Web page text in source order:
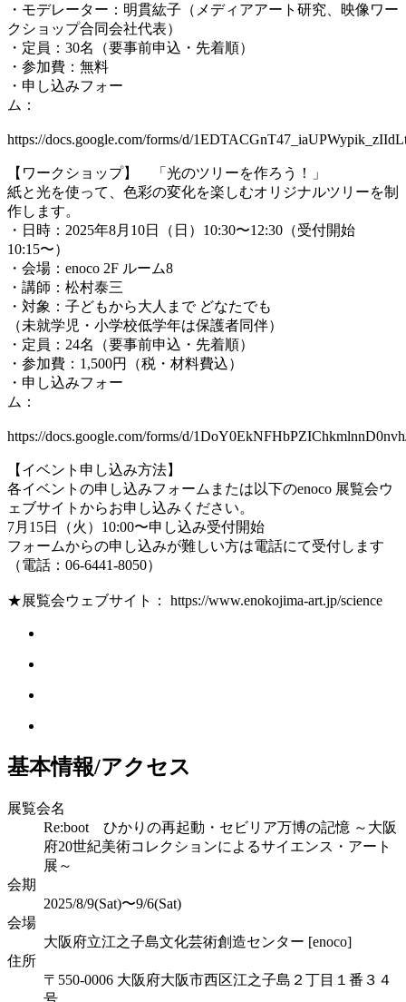
・モデレーター：明貫紘子（メディアアート研究、映像ワー
クショップ合同会社代表）
・定員：30名（要事前申込・先着順）
・参加費：無料
・申し込みフォー
ム
https://docs.google.com/forms/d/
【ワークショップ】 「光のツリーを作ろう！」
紙と光を使って、色彩の変化を楽しむオリジナルツリーを制
作します。
・日時：2025年8月10日（日）10:30〜12:30（受付開始
10:15〜）
・会場：enoco 2F ルーム8
・講師：松村泰三
・対象：子どもから大人まで どなたでも
（未就学児・小学校低学年は保護者同伴）
・定員：24名（要事前申込・先着順）
・参加費：1,500円（税・材料費込）
・申し込みフォー
ム：
https://docs.google.com/forms/d/
【イベント申し込み方法】
各イベントの申し込みフォームまたは以下のenoco 展覧会ウ
ェブサイトからお申し込みください。
7月15日（火）10:00〜申し込み受付開始
フォームからの申し込みが難しい方は電話にて受付します
（電話：06-6441-8050）
★展覧会ウェブサイト： https://www.enokojima-art.jp/science
基本情報/アクセス
展覧会名
Re:boot ひかりの再起動・セビリア万博の記憶 ～大阪
府20世紀美術コレクションによるサイエンス・アート
展～
会期
2025/8/9(Sat)〜9/6(Sat)
会場
大阪府立江之子島文化芸術創造センター [enoco]
住所
〒550-0006 大阪府大阪市西区江之子島２丁目１番３４